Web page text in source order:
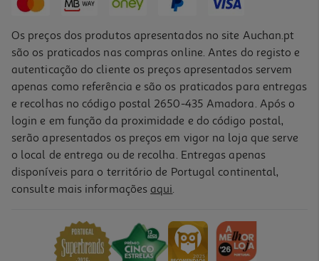
4.7
Champô Elvive Color Vive 690ml
Os preços dos produtos apresentados no site Auchan.pt
são os praticados nas compras online. Antes do registo e
autenticação do cliente os preços apresentados servem
apenas como referência e são os praticados para entregas
e recolhas no código postal 2650-435 Amadora. Após o
login e em função da proximidade e do código postal,
serão apresentados os preços em vigor na loja que serve
o local de entrega ou de recolha. Entregas apenas
disponíveis para o território de Portugal continental,
consulte mais informações aqui.